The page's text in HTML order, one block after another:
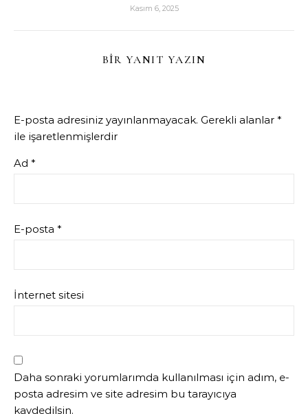
Kasım 6, 2025
BIR YANIT YAZIN
E-posta adresiniz yayınlanmayacak. Gerekli alanlar *
ile işaretlenmişlerdir
Ad *
E-posta *
İnternet sitesi
Daha sonraki yorumlarımda kullanılması için adım, e-
posta adresim ve site adresim bu tarayıcıya
kaydedilsin.